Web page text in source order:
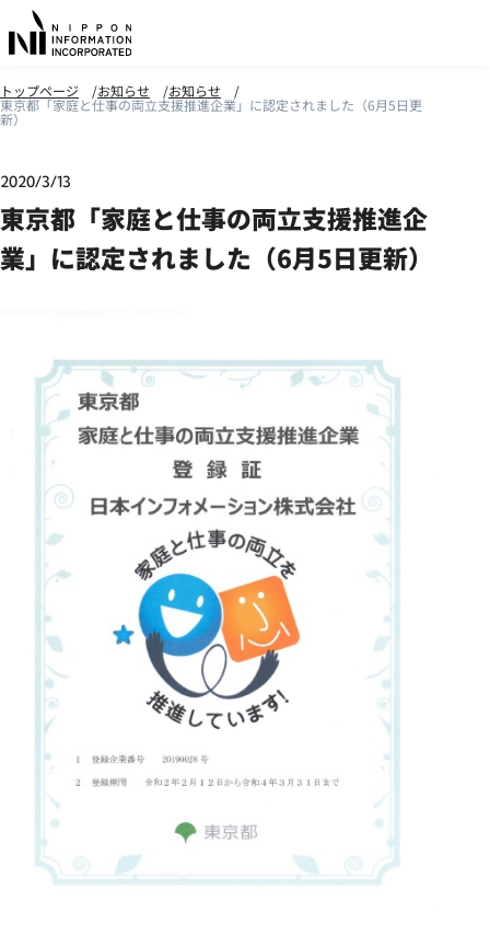
トップページ お知らせ お知らせ
東京都「家庭と仕事の両立支援推進企業」に認定されました（6月5日更
新）
2020/3/13
東京都「家庭と仕事の両立支援推進企
業」に認定されました（6月5日更新）